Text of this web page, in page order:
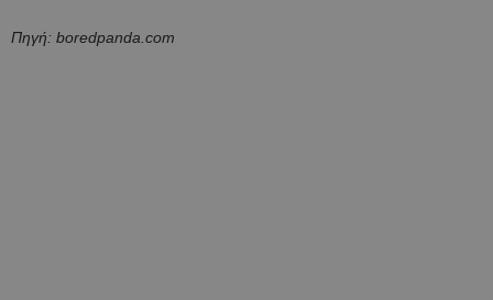
Πηγή: boredpanda.com